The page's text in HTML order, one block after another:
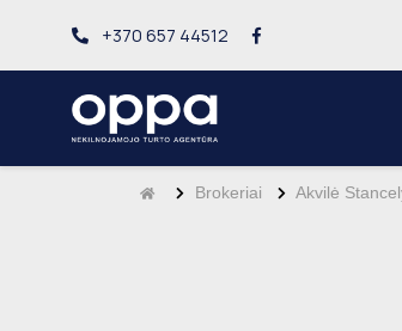
+370 657 44512
Brokeriai Akvilė